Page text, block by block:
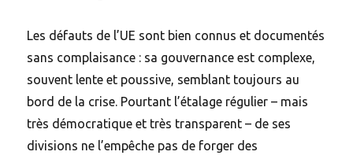
Les défauts de l’UE sont bien connus et documentés
sans complaisance : sa gouvernance est complexe,
souvent lente et poussive, semblant toujours au
bord de la crise. Pourtant l’étalage régulier – mais
très démocratique et très transparent – de ses
divisions ne l’empêche pas de forger des